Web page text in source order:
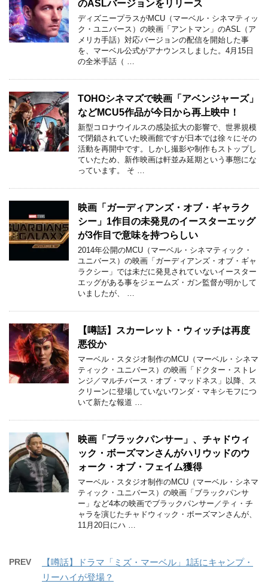
のASLバージョンをリリース
ディズニープラスがMCU（マーベル・シネマティッ
ク・ユニバース）の映画「アントマン」のASL（ア
メリカ手話）対応バージョンの配信を開始した事
を、マーベル公式がアナウンスしました。4月15日
の全米手話（ …
TOHOシネマズで映画「アベンジャーズ」
などMCU5作品が今日から再上映中！
新型コロナウイルスの感染拡大の影響で、世界規模
で閉鎖されていた映画館ですが日本では徐々にその
活動を再開中です。しかし撮影や制作もストップし
ていたため、新作映画は軒並み延期という事態にな
っています。 そ …
映画「ガーディアンズ・オブ・ギャラク
シー」1作目の未発見のイースターエッグ
が3作目で意味を持つらしい
2014年公開のMCU（マーベル・シネマティック・
ユニバース）の映画「ガーディアンズ・オブ・ギャ
ラクシー」では未だに発見されていないイースター
エッグがある事をジェームズ・ガン監督が明かして
いましたが、 …
【噂話】スカーレット・ウィッチは再度
悪役か
マーベル・スタジオ制作のMCU（マーベル・シネマ
ティック・ユニバース）の映画「ドクター・ストレ
ンジ／マルチバース・オブ・マッドネス」以降、ス
クリーンに登場していないワンダ・マキシモフにつ
いて新たな報道 …
映画「ブラックパンサー」、チャドウィ
ック・ボーズマンさんがハリウッドのウ
ォーク・オブ・フェイム獲得
マーベル・スタジオ制作のMCU（マーベル・シネマ
ティック・ユニバース）の映画「ブラックパンサ
ー」など4本の映画でブラックパンサー／ティ・チ
ャラを演じたチャドウィック・ボーズマンさんが、
11月20日にハ …
PREV
【噂話】ドラマ「ミズ・マーベル」1話にキャンプ・
リーハイが登場？